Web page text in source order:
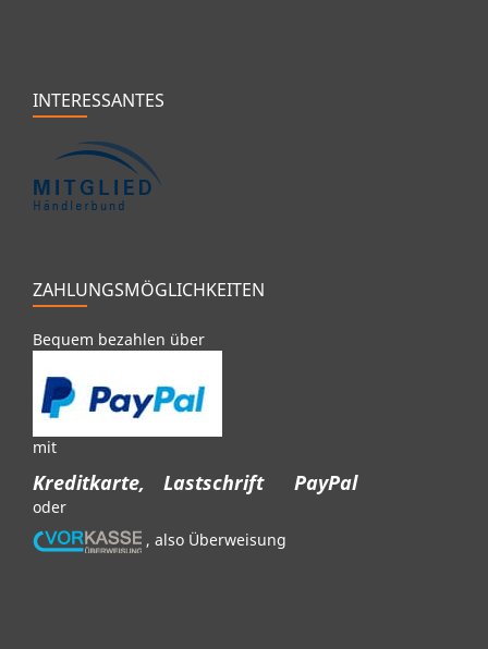
INTERESSANTES
ZAHLUNGSMÖGLICHKEITEN
Bequem bezahlen über
mit
Kreditkarte, Lastschrift PayPal
oder
, also Überweisung